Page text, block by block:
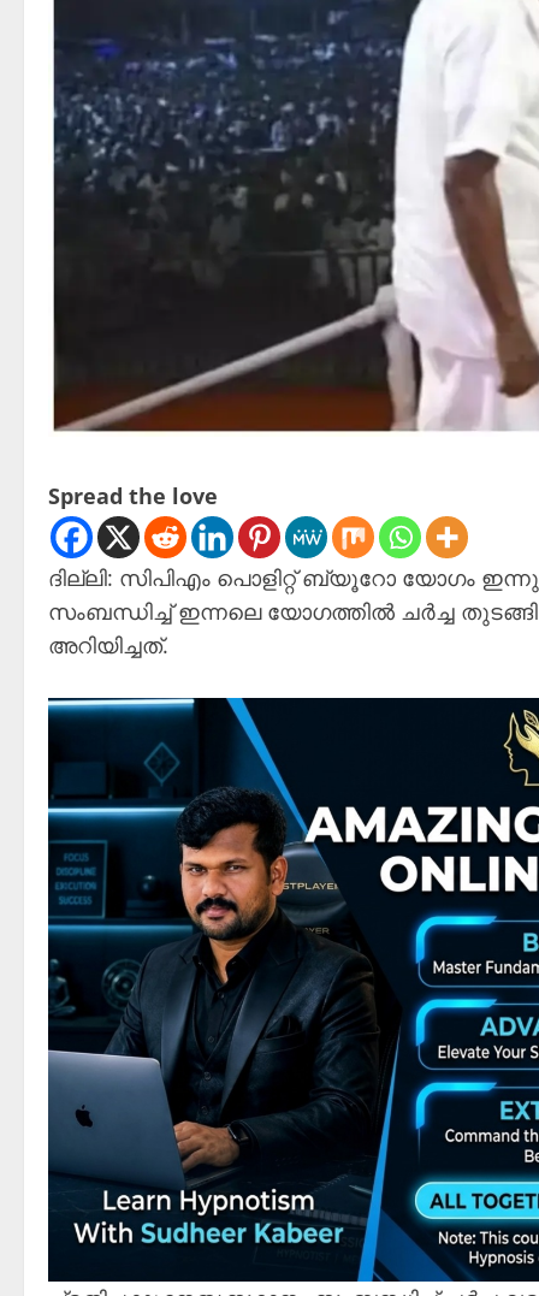
Spread the love
ദില്ലി: സിപിഎം പൊളിറ്റ് ബ്യൂറോ യോ​ഗം
സംബന്ധിച്ച് ഇന്നലെ യോ​ഗത്തിൽ ചർച്ച
അറിയിച്ചത്.